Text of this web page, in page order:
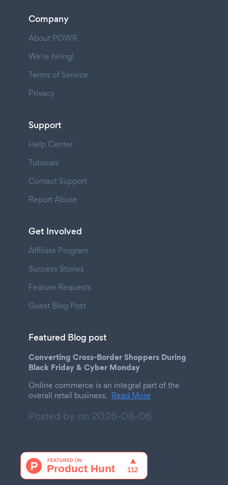
Company
About POWR
We're hiring!
Terms of Service
Privacy
Support
Help Center
Tutorials
Contact Support
Report Abuse
Get Involved
Affiliate Program
Success Stories
Feature Requests
Guest Blog Post
Featured Blog post
Converting Cross-Border Shoppers During
Black Friday & Cyber Monday
Online commerce is an integral part of the
overall retail business. Read More
Posted by on 2026-08-06